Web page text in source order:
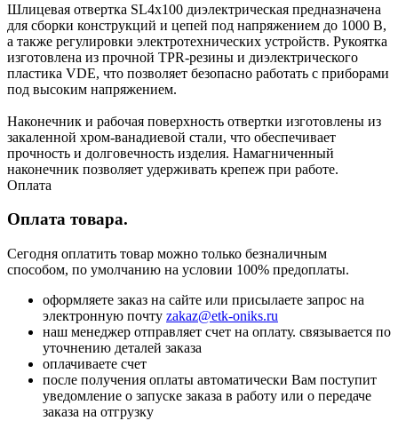
Шлицевая отвертка SL4x100 диэлектрическая предназначена
для сборки конструкций и цепей под напряжением до 1000 В,
а также регулировки электротехнических устройств. Рукоятка
изготовлена из прочной TPR-резины и диэлектрического
пластика VDE, что позволяет безопасно работать с приборами
под высоким напряжением.
Наконечник и рабочая поверхность отвертки изготовлены из
закаленной хром-ванадиевой стали, что обеспечивает
прочность и долговечность изделия. Намагниченный
наконечник позволяет удерживать крепеж при работе.
Оплата
Оплата товара.
Сегодня оплатить товар можно только безналичным
способом, по умолчанию на условии 100% предоплаты.
оформляете заказ на сайте или присылаете запрос на
электронную почту zakaz@etk-oniks.ru
наш менеджер отправляет счет на оплату. связывается по
уточнению деталей заказа
оплачиваете счет
после получения оплаты автоматически Вам поступит
уведомление о запуске заказа в работу или о передаче
заказа на отгрузку